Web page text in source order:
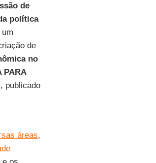
de
política
de
no
PARA
publicado
áreas,